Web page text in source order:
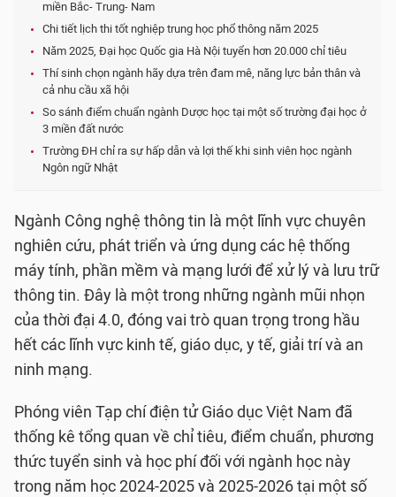
miền Bắc- Trung- Nam
Chi tiết lịch thi tốt nghiệp trung học phổ thông năm 2025
Năm 2025, Đại học Quốc gia Hà Nội tuyển hơn 20.000 chỉ tiêu
Thí sinh chọn ngành hãy dựa trên đam mê, năng lực bản thân và
cả nhu cầu xã hội
So sánh điểm chuẩn ngành Dược học tại một số trường đại học ở
3 miền đất nước
Trường ĐH chỉ ra sự hấp dẫn và lợi thế khi sinh viên học ngành
Ngôn ngữ Nhật
Ngành Công nghệ thông tin là một lĩnh vực chuyên
nghiên cứu, phát triển và ứng dụng các hệ thống
máy tính, phần mềm và mạng lưới để xử lý và lưu trữ
thông tin. Đây là một trong những ngành mũi nhọn
của thời đại 4.0, đóng vai trò quan trọng trong hầu
hết các lĩnh vực kinh tế, giáo dục, y tế, giải trí và an
ninh mạng.
Phóng viên Tạp chí điện tử Giáo dục Việt Nam đã
thống kê tổng quan về chỉ tiêu, điểm chuẩn, phương
thức tuyển sinh và học phí đối với ngành học này
trong năm học 2024-2025 và 2025-2026 tại một số